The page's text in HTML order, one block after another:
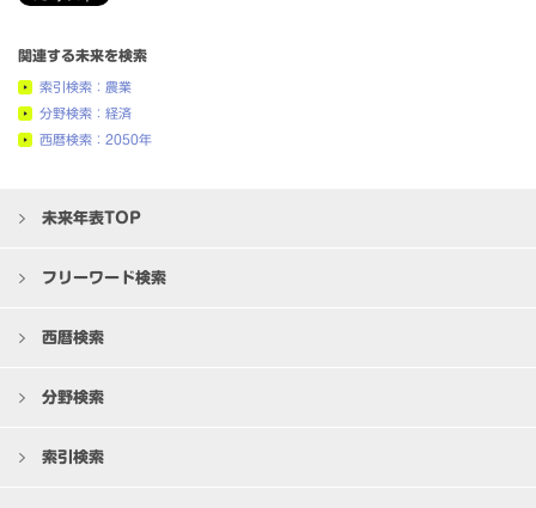
関連する未来を検索
索引検索：農業
分野検索：経済
西暦検索：2050年
未来年表TOP
フリーワード検索
西暦検索
分野検索
索引検索